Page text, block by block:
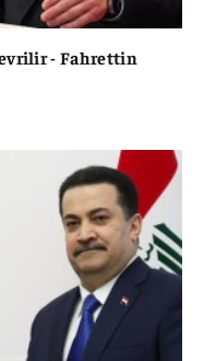
- Fahrettin